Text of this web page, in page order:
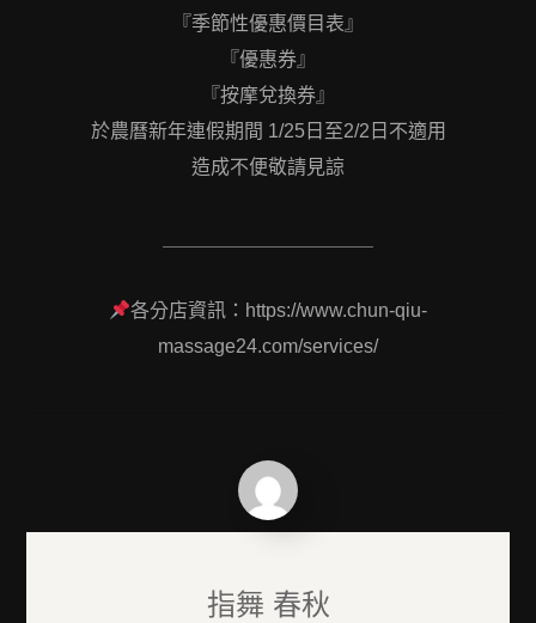
『季節性優惠價目表』
『優惠券』
『按摩兌換券』
於農曆新年連假期間 1/25日至2/2日不適用
造成不便敬請見諒
各分店資訊：https://www.chun-qiu-
massage24.com/services/
指舞 春秋